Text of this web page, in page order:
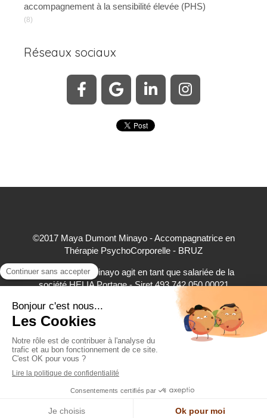
accompagnement à la sensibilité élevée (PHS)
(8)
Réseaux sociaux
RDV Cabinet & Visio - Crenolibre.fr
©2017 Maya Dumont Minayo - Accompagnatrice en
Thérapie PsychoCorporelle - BRUZ
Maya Dumont Minayo agit en tant que salariée de la
société HELIA Portage - Siret 493 742 050 00021
accepte à ce titre les règlements par carte bancaire,
virement bancaire et espèces
Création et référencement du site par Simplébo
Site partenaire de Annuaire Thérapeutes